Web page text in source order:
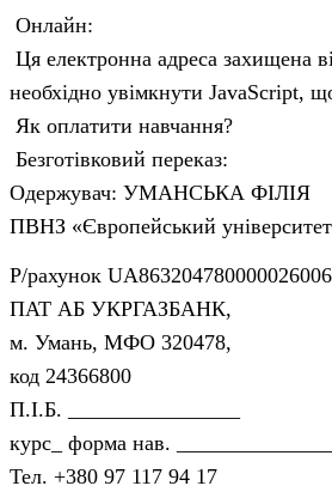
Онлайн:
Ця електронна адреса захищена
необхідно увімкнути JavaScript,
Як оплатити навчання?
Безготівковий переказ:
Одержувач: УМАНСЬКА ФІЛІЯ
ПВНЗ «Європейський
Р/рахунок
ПАТ АБ УКРГАЗБАНК,
м. Умань, МФО 320478,
код 24366800
П.І.Б. ________________
курс_ форма нав.
Тел. +380 97 117 94 17